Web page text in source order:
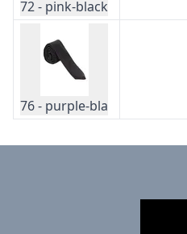
72 - pink-black
76 - purple-bla